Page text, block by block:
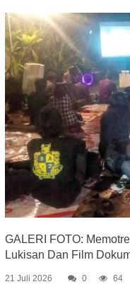
GALERI FOTO:
Lukisan Dan Film
21 Juli 2026 0 64